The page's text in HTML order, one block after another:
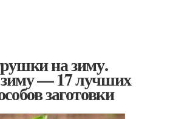
на зиму.
— 17 лучших
заготовки